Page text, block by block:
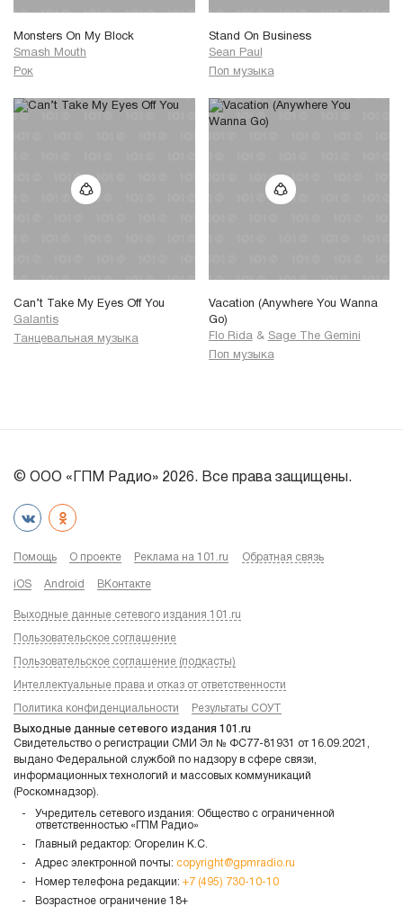
Monsters On My Block
Smash Mouth
Рок
Stand On Business
Sean Paul
Поп музыка
Can’t Take My Eyes Off You
Galantis
Танцевальная музыка
Vacation (Anywhere You Wanna
Go)
Flo Rida & Sage The Gemini
Поп музыка
© ООО «ГПМ Радио» 2026. Все права защищены.
Помощь О проекте Реклама на 101.ru Обратная связь
iOS Android ВКонтакте
Выходные данные сетевого издания 101.ru
Пользовательское соглашение
Пользовательское соглашение (подкасты)
Интеллектуальные права и отказ от ответственности
Политика конфиденциальности Результаты СОУТ
Выходные данные сетевого издания 101.ru
Свидетельство о регистрации СМИ Эл № ФС77-81931 от 16.09.2021,
выдано Федеральной службой по надзору в сфере связи,
информационных технологий и массовых коммуникаций
(Роскомнадзор).
Учредитель сетевого издания: Общество с ограниченной
ответственностью «ГПМ Радио»
Главный редактор: Огорелин К.С.
Адрес электронной почты: copyright@gpmradio.ru
Номер телефона редакции: +7 (495) 730-10-10
Возрастное ограничение 18+